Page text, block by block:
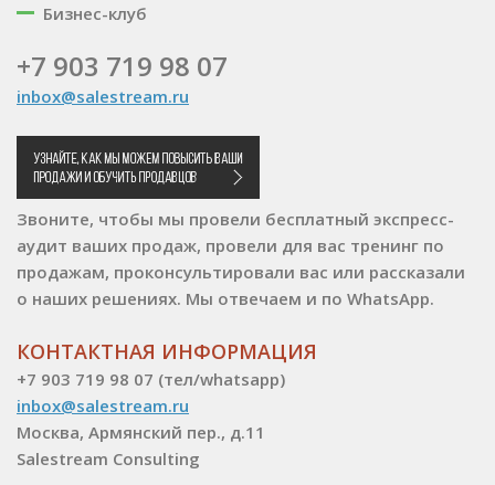
Бизнес-клуб
+7 903 719 98 07
inbox@salestream.ru
Звоните, чтобы мы провели бесплатный экспресс-
аудит ваших продаж, провели для вас тренинг по
продажам, проконсультировали вас или рассказали
о наших решениях. Мы отвечаем и по WhatsApp.
КОНТАКТНАЯ ИНФОРМАЦИЯ
+7 903 719 98 07 (тел/whatsapp)
inbox@salestream.ru
Москва, Армянский пер., д.11
Salestream Consulting